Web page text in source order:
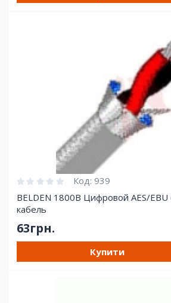
Код: 939
BELDEN 1800B Цифровой AES/
кабель
63грн.
Купити